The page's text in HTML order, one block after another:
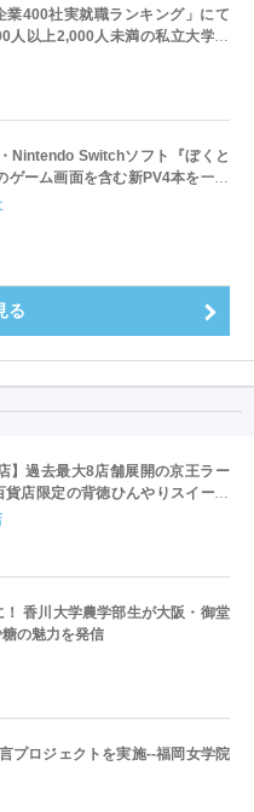
業400社実就職ランキング」にて
人以上2,000人未満の私立大学で
～実就職率は26.5%（前年比＋
私立大学でも10位にランクイン
Nintendo Switchソフト『ぼくと
ゲーム画面を含む新PV4本を一挙
る
】過去最大8店舗展開の京王ラー
貨店限定の背徳ひんやりスイーツ
充実 過去最長21日間、計90店舗
香川大学農学部生が大阪・御堂
の魅力を発信
プロジェクトを実施--福岡女学院